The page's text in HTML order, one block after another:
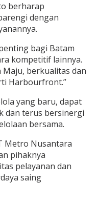
berharap
dengan
bagi Batam
kompetitif lainnya.
berkualitas dan
Harbourfront.”
yang baru, dapat
dan terus bersinergi
bersama.
Metro Nusantara
pihaknya
pelayanan dan
saing